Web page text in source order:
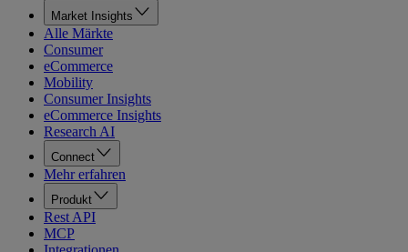
Market Insights
Alle Märkte
Consumer
eCommerce
Mobility
Consumer Insights
eCommerce Insights
Research AI
Connect
Mehr erfahren
Produkt
Rest API
MCP